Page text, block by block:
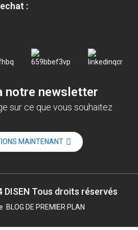
:
notre newsletter
sur ce que vous souhaitez
MAINTENANT
Tous droits réservés
BLOG DE PREMIER PLAN